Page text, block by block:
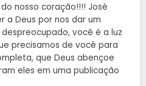
nosso coração!!!! José
a Deus por nos dar um
você é a luz
precisamos de você para
que Deus abençoe
eles em uma publicação